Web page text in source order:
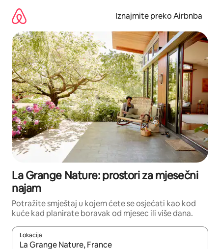
sadržaj
Iznajmite preko Airbnba
La Grange Nature: prostori za mjesečni
najam
Potražite smještaj u kojem ćete se osjećati kao kod
kuće kad planirate boravak od mjesec ili više dana.
Lokacija
Kada budu dostupni rezultati, moći ćete ih pregledati